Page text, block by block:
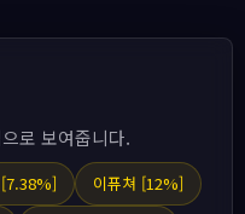
로 보여줍니다.
[7.38%]
이퓨쳐 [12%]